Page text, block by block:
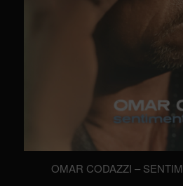
OMAR CODAZZI –